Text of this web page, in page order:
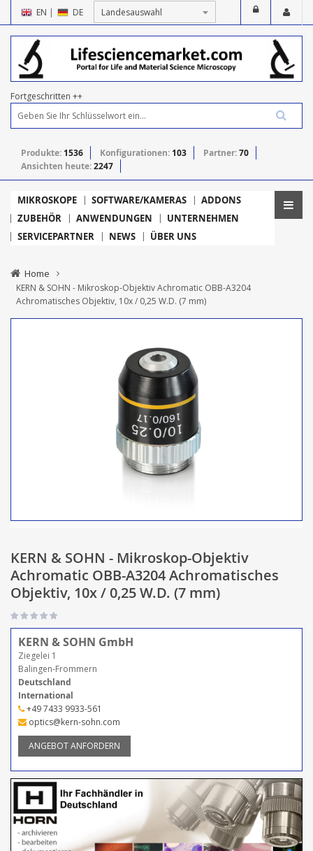
EN | DE
Fortgeschritten ++
Produkte: 1536 Konfigurationen: 103 Partner:70
Ansichten heute:2247
MIKROSKOPE SOFTWARE/KAMERAS
ADDONS
ZUBEHÖR
ANWENDUNGEN
UNTERNEHMEN
SERVICEPARTNER
NEWS ÜBER UNS
Home
KERN & SOHN - Mikroskop-Objektiv Achromatic OBB-A3204
Achromatisches Objektiv, 10x / 0,25 W.D. (7 mm)
KERN & SOHN - Mikroskop-Objektiv
Achromatic OBB-A3204 Achromatisches
Objektiv, 10x / 0,25 W.D. (7 mm)
KERN & SOHN GmbH
Ziegelei 1
Balingen-Frommern
Deutschland
International
+49 7433 9933-561
optics@kern-sohn.com
ANGEBOT ANFORDERN